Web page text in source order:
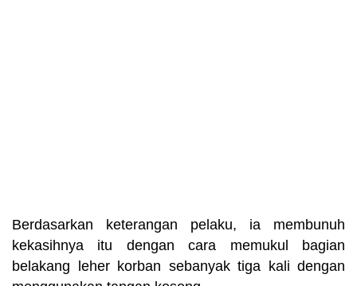
Berdasarkan keterangan pelaku, ia membunuh
kekasihnya itu dengan cara memukul bagian
belakang leher korban sebanyak tiga kali dengan